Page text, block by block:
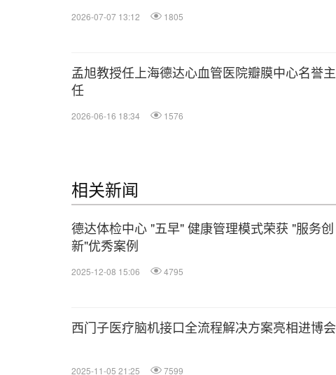
2026-07-07 13:12 1805
孟旭教授任上海德达心血管医院瓣膜中心名誉主
任
2026-06-16 18:34 1576
相关新闻
德达体检中心 "五早" 健康管理模式荣获 "服务创
新"优秀案例
2025-12-08 15:06 4795
西门子医疗脑机接口全流程解决方案亮相进博会
2025-11-05 21:25 7599